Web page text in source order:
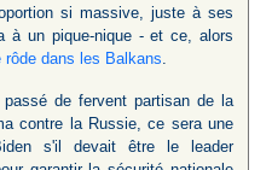
si massive, juste à ses
à un pique-nique - et ce, alors
rôde dans les Balkans.
de fervent partisan de la
contre la Russie, ce sera une
s'il devait être le leader